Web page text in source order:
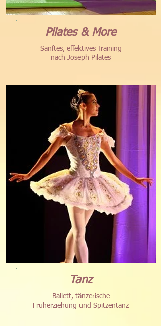
Pilates & More
Sanftes, effektives Training
nach Joseph Pilates
Tanz
Ballett, tänzerische
Früherziehung und Spitzentanz